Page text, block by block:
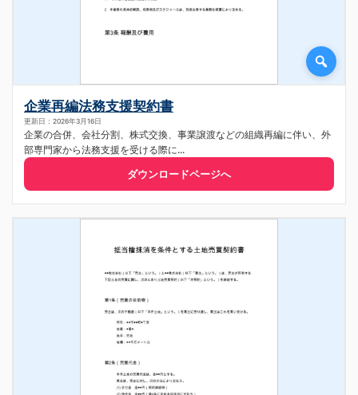
企業再編法務支援契約書
更新日：2026年3月16日
企業の合併、会社分割、株式交換、事業譲渡などの組織再編に伴い、外
部専門家から法務支援を受ける際に...
ダウンロードページへ